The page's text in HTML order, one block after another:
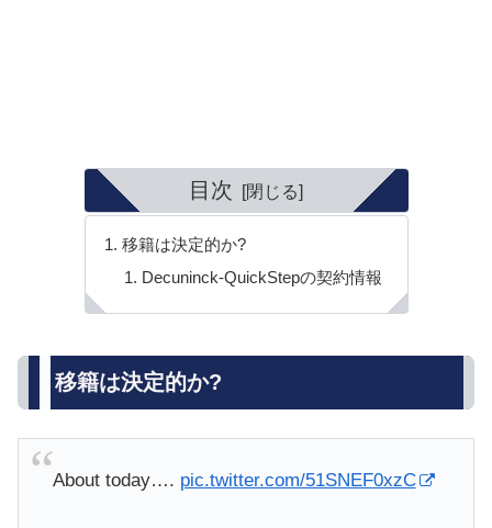
目次
移籍は決定的か?
Decuninck-QuickStepの契約情報
移籍は決定的か?
About today…. pic.twitter.com/51SNEF0xzC